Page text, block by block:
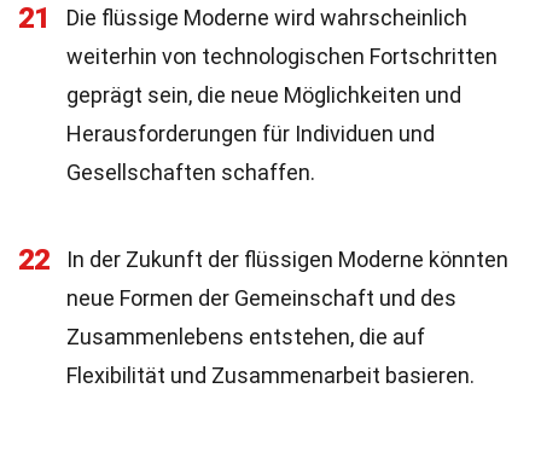
21
Die flüssige Moderne wird wahrscheinlich
weiterhin von technologischen Fortschritten
geprägt sein, die neue Möglichkeiten und
Herausforderungen für Individuen und
Gesellschaften schaffen.
22
In der Zukunft der flüssigen Moderne könnten
neue Formen der Gemeinschaft und des
Zusammenlebens entstehen, die auf
Flexibilität und Zusammenarbeit basieren.